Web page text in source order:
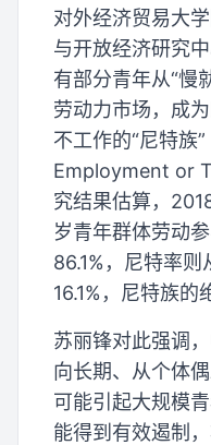
对外经济贸易大
与开放经济研究
有部分青年从“慢
劳动力市场，成
不工作的“尼特族
Employment or
究结果估算，
岁青年群体劳动
86.1%，尼特率则
16.1%，尼特族的
苏丽锋对此强调
向长期、从个体
可能引起大规模
能得到有效遏制